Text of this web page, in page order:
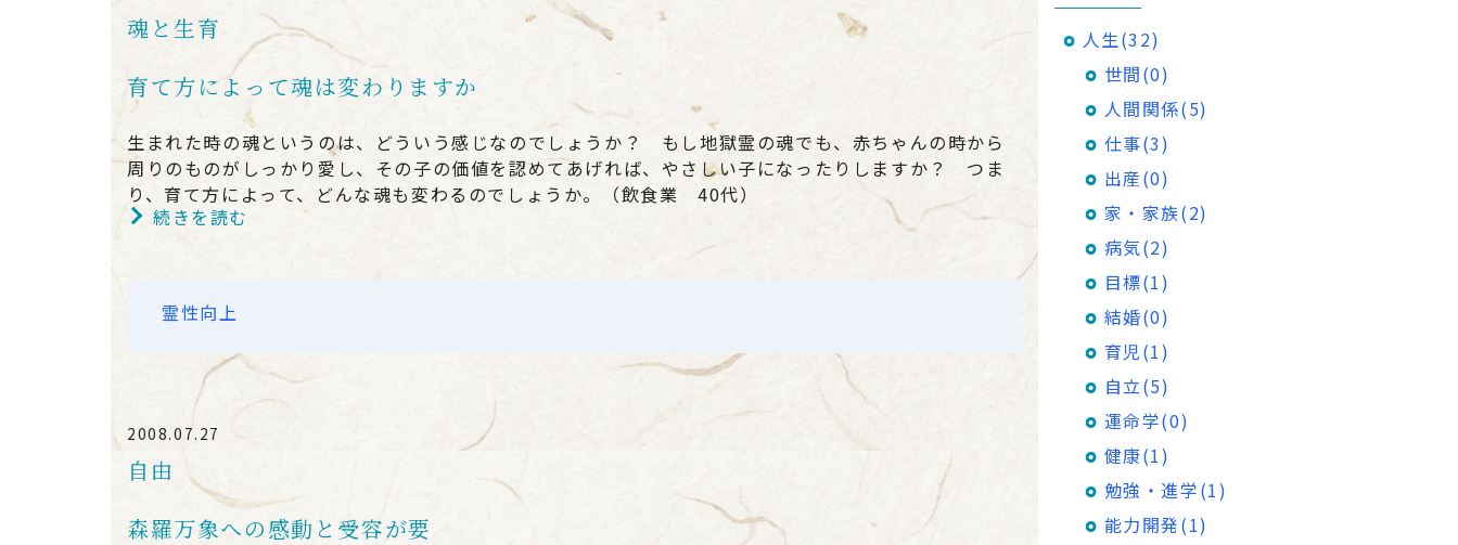
魂と生育
育て方によって魂は変わりますか
生まれた時の魂というのは、どういう感じなのでしょうか？ もし地獄霊の魂でも、赤ちゃんの時から
周りのものがしっかり愛し、その子の価値を認めてあげれば、やさしい子になったりしますか？ つま
り、育て方によって、どんな魂も変わるのでしょうか。（飲食業 40代）
続きを読む
霊性向上
2008.07.27
自由
森羅万象への感動と受容が要
人生(32)
世間(0)
人間関係(5)
仕事(3)
出産(0)
家・家族(2)
病気(2)
目標(1)
結婚(0)
育児(1)
自立(5)
運命学(0)
健康(1)
勉強・進学(1)
能力開発(1)